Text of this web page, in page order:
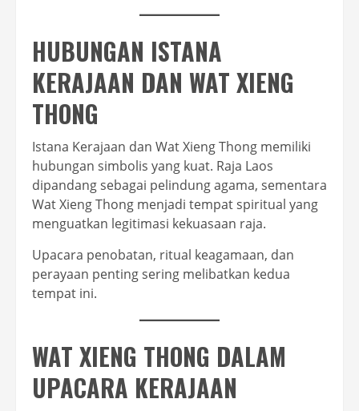
HUBUNGAN ISTANA
KERAJAAN DAN WAT XIENG
THONG
Istana Kerajaan dan Wat Xieng Thong memiliki
hubungan simbolis yang kuat. Raja Laos
dipandang sebagai pelindung agama, sementara
Wat Xieng Thong menjadi tempat spiritual yang
menguatkan legitimasi kekuasaan raja.
Upacara penobatan, ritual keagamaan, dan
perayaan penting sering melibatkan kedua
tempat ini.
WAT XIENG THONG DALAM
UPACARA KERAJAAN